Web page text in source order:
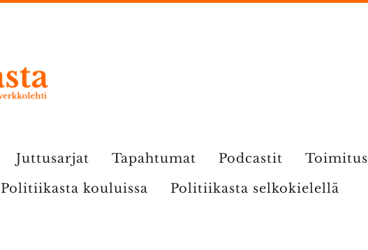
Juttusarjat Tapahtumat Podcastit Toimitus
Politiikasta kouluissa Politiikasta selkokielellä